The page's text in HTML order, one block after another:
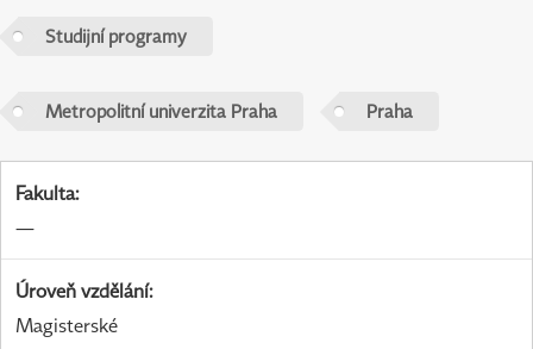
Studijní programy
Metropolitní univerzita Praha Praha
Fakulta:
—
Úroveň vzdělání:
Magisterské